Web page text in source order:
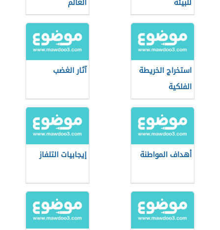
استخراج الخريطة
الفلكية
آثار الغضب
أهداف المواطنة إيجابيات التلفاز